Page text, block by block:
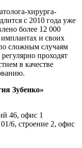
хирурга-
с 2010 года уже
более 12 000
и своих
сложным случаям
проходят
в качестве
Зубенко»
46, офис 1
6, строение 2, офис